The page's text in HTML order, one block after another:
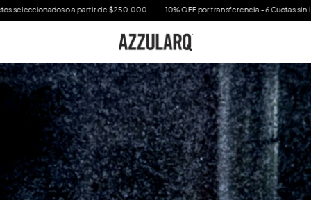
o a partir de $250.000 10% OFF por transferencia - 6 Cuotas sin interes en